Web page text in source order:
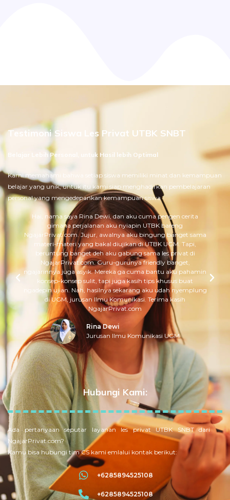
Testimoni Siswa Les Privat UTBK SNBT
Belajar Lebih Personal, untuk Hasil lebih Optimal
Kami memahami bahwa setiap siswa memiliki minat dan kemampuan
belajar yang unik, untuk itu kami siap menghadirkan pembelajaran
personal yang mengedepankan kemampuan siswa
Hai, nama saya Rina Dewi, dan aku cuma pengen cerita
gimana perjalanan aku nyiapin UTBK bareng
NgajarPrivat.com. Jujur, awalnya aku bingung banget sama
materi-materi yang bakal diujikan di UTBK UGM. Tapi,
beruntung banget deh aku gabung sama les privat di
NgajarPrivat.com. Guru-gurunya friendly banget,
ngajarinnya juga asyik. Mereka ga cuma bantu aku pahamin
konsep-konsep sulit, tapi juga kasih tips khusus buat
ngadepin ujian. Nah, hasilnya sekarang aku udah nyemplung
di UGM, jurusan Ilmu Komunikasi. Terima kasih
NgajarPrivat.com
Rina Dewi
Jurusan Ilmu Komunikasi UGM
Hubungi Kami:
Ada pertanyaan seputar layanan les privat UTBK SNBT dari
NgajarPrivat.com?
Kamu bisa hubungi tim CS kami emlalui kontak berikut:
+6285894525108
+6285894525108